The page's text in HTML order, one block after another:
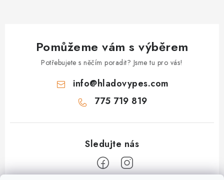
Pomůžeme vám s výběrem
Potřebujete s něčím poradit? Jsme tu pro vás!
info@hladovypes.com
775 719 819